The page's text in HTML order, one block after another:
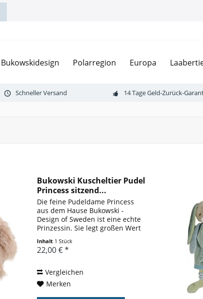
Bukowskidesign Polarregion Europa
Schneller Versand 14 Tage Geld-Zurück-
Bukowski Kuscheltier Pudel
Princess sitzend...
Die feine Pudeldame Princess
aus dem Hause Bukowski -
Design of Sweden ist eine echte
Prinzessin. Sie legt großen Wert
akribisch auf ihre Frisur.
Kuschelpudel Princess wurde aus
beigen...
Inhalt 1 Stück
22,00 € *
Vergleichen
Merken